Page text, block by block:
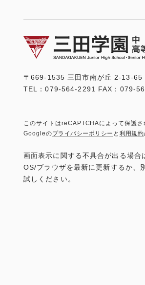
〒669-1535 三田市南が丘 2-13-65
TEL：079-564-2291 FAX：079-
このサイトはreCAPTCHAによって保護さ
Googleのプライバシーポリシー と 利用規約
画面表示に関する不具合が出る場合
OS/ブラウザを最新に更新するか、
試しください。